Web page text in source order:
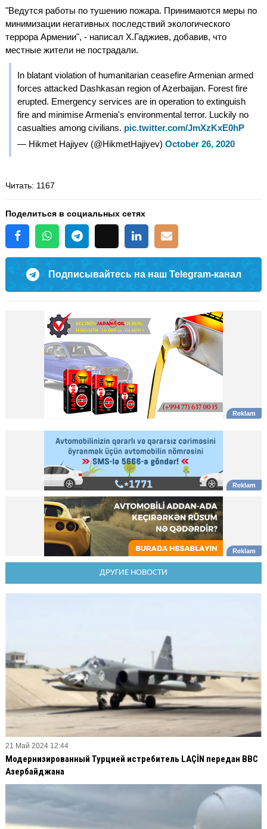
"Ведутся работы по тушению пожара. Принимаются меры по
минимизации негативных последствий экологического
террора Армении", - написал Х.Гаджиев, добавив, что
местные жители не пострадали.
In blatant violation of humanitarian ceasefire Armenian armed
forces attacked Dashkasan region of Azerbaijan. Forest fire
erupted. Emergency services are in operation to extinguish
fire and minimise Armenia's environmental terror. Luckily no
casualties among civilians. pic.twitter.com/JmXzKxE0hP
— Hikmet Hajiyev (@HikmetHajiyev) October 26, 2020
Читать: 1167
Поделиться в социальных сетях
Подписывайтесь на наш Telegram-канал
ДРУГИЕ НОВОСТИ
21 Май 2024 12:44
Модернизированный Турцией истребитель LAÇİN передан ВВС
Азербайджана